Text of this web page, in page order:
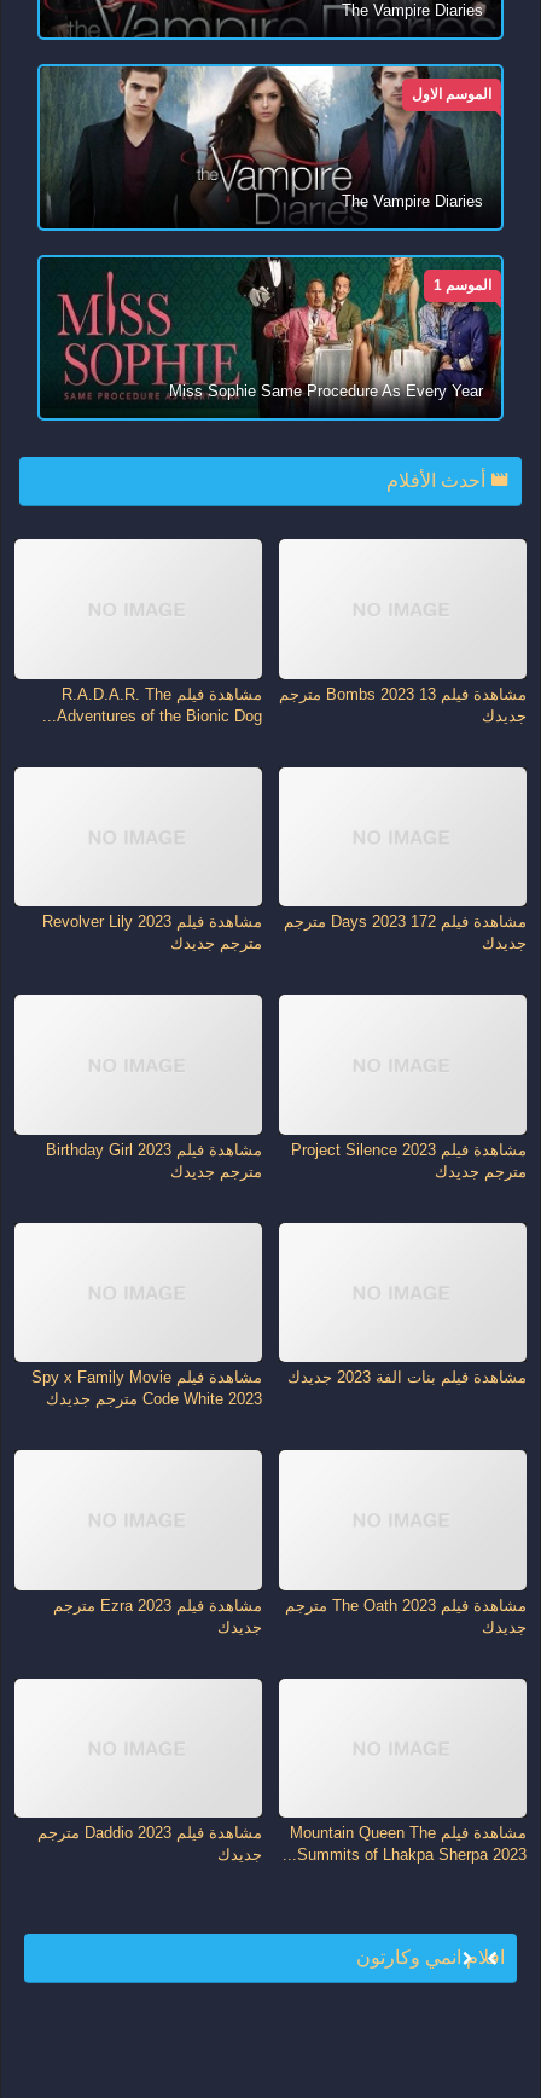
The Vampire Diaries
الموسم الاول
The Vampire Diaries
الموسم 1
Miss Sophie Same Procedure As Every Year
أحدث الأفلام
مشاهدة فيلم 13 Bombs 2023 مترجم
جديدك
مشاهدة فيلم R.A.D.A.R. The
Adventures of the Bionic Dog...
مشاهدة فيلم 172 Days 2023 مترجم
جديدك
مشاهدة فيلم Revolver Lily 2023
مترجم جديدك
مشاهدة فيلم Project Silence 2023
مترجم جديدك
مشاهدة فيلم Birthday Girl 2023
مترجم جديدك
مشاهدة فيلم بنات الفة 2023 جديدك
مشاهدة فيلم Spy x Family Movie
Code White 2023 مترجم جديدك
مشاهدة فيلم The Oath 2023 مترجم
جديدك
مشاهدة فيلم Ezra 2023 مترجم
جديدك
مشاهدة فيلم Mountain Queen The
Summits of Lhakpa Sherpa 2023...
مشاهدة فيلم Daddio 2023 مترجم
جديدك
افلام انمي وكارتون